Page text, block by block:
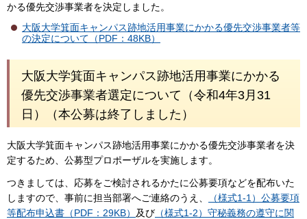
かる優先交渉事業者を決定しました。
大阪大学箕面キャンパス跡地活用事業にかかる優先交渉事業者等
の決定について（PDF：48KB）
大阪大学箕面キャンパス跡地活用事業にかかる
優先交渉事業者選定について（令和4年3月31
日）（本公募は終了しました）
大阪大学箕面キャンパス跡地活用事業にかかる優先交渉事業者を決
定するため、公募型プロポーザルを実施します。
つきましては、応募をご検討されるかたに公募要項などを配布いた
しますので、事前に担当部署へご連絡のうえ、
（様式1-1）公募要項
等配布申込書（PDF：29KB） 及び （様式1-2）守秘義務の遵守に関